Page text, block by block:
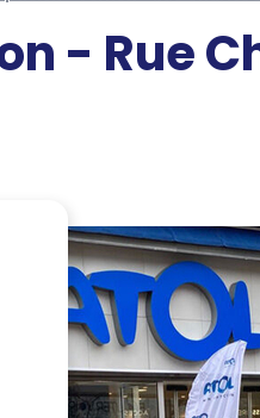
- Rue